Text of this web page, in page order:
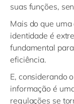
suas funções,
Mais do que
identidade é
fundamental
eficiência.
E, considerando
informação é
regulações se